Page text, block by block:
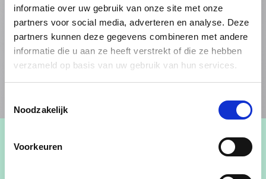
informatie over uw gebruik van onze site met onze
partners voor social media, adverteren en analyse. Deze
partners kunnen deze gegevens combineren met andere
informatie die u aan ze heeft verstrekt of die ze hebben
verzameld op basis van uw gebruik van hun services.
Noodzakelijk
Voorkeuren